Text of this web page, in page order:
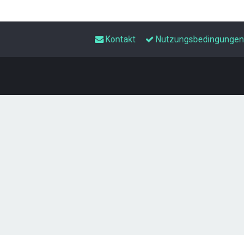
Nutzungsbedingungen
Kontakt